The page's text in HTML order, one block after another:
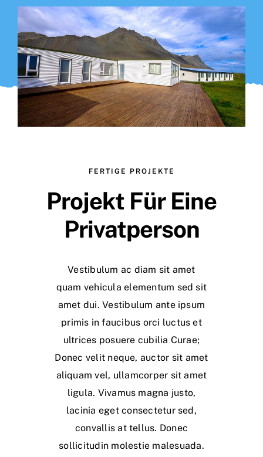
FERTIGE PROJEKTE
Projekt Für Eine
Privatperson
Vestibulum ac diam sit amet
quam vehicula elementum sed sit
amet dui. Vestibulum ante ipsum
primis in faucibus orci luctus et
ultrices posuere cubilia Curae;
Donec velit neque, auctor sit amet
aliquam vel, ullamcorper sit amet
ligula. Vivamus magna justo,
lacinia eget consectetur sed,
convallis at tellus. Donec
sollicitudin molestie malesuada.